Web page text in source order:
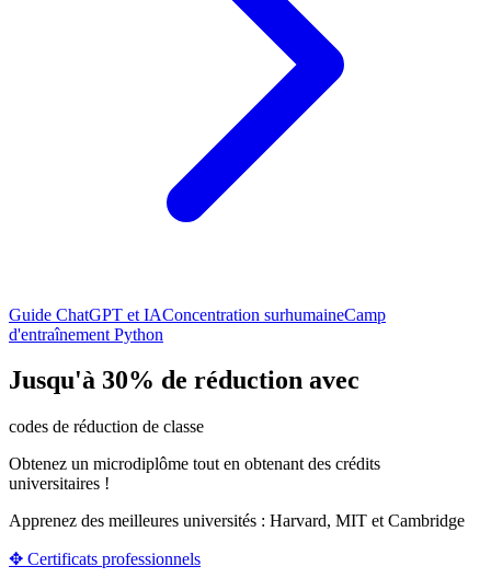
Guide ChatGPT et IAConcentration surhumaineCamp
d'entraînement Python
Jusqu'à 30% de réduction avec
codes de réduction de classe
Obtenez un microdiplôme tout en obtenant des crédits
universitaires !
Apprenez des meilleures universités : Harvard, MIT et Cambridge
✥ Certificats professionnels